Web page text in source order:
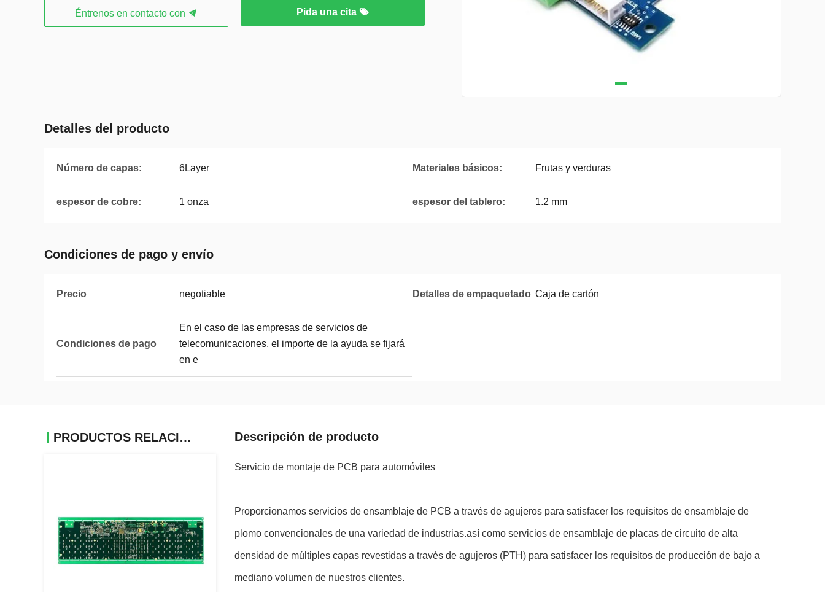
Éntrenos en contacto con Pida una cita
Detalles del producto
Número de capas: 6Layer Materiales básicos: Frutas y verduras
espesor de cobre: 1 onza espesor del tablero: 1.2 mm
Condiciones de pago y envío
Precio negotiable Detalles de empaquetado Caja de cartón
Condiciones de pago
En el caso de las empresas de servicios de
telecomunicaciones, el importe de la ayuda se fijará
en e
PRODUCTOS RELACIONADOS Descripción de producto
Servicio de montaje de PCB para automóviles
Proporcionamos servicios de ensamblaje de PCB a través de agujeros para satisfacer los requisitos de ensamblaje de
plomo convencionales de una variedad de industrias.así como servicios de ensamblaje de placas de circuito de alta
densidad de múltiples capas revestidas a través de agujeros (PTH) para satisfacer los requisitos de producción de bajo a
mediano volumen de nuestros clientes.